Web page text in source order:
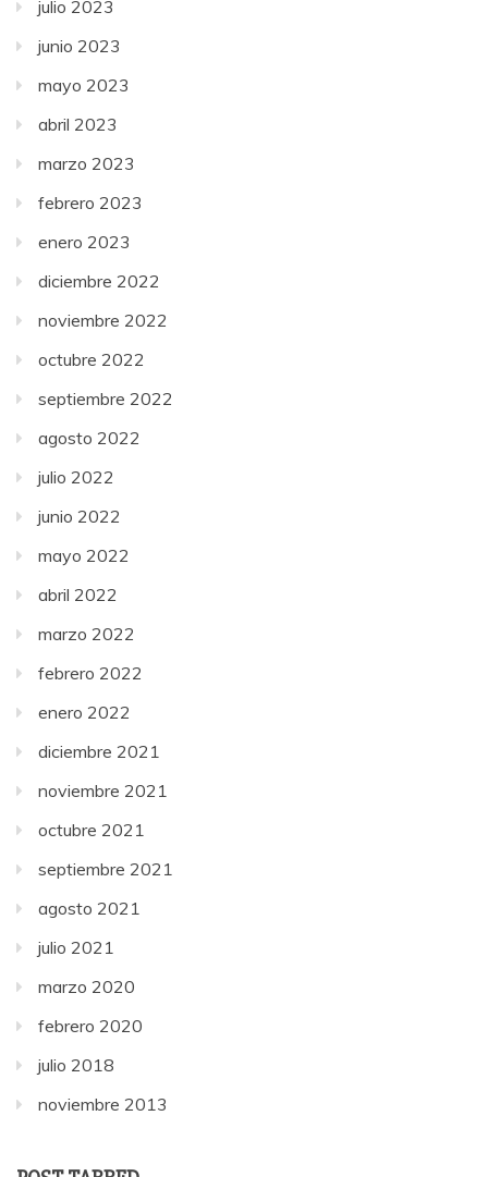
julio 2023
junio 2023
mayo 2023
abril 2023
marzo 2023
febrero 2023
enero 2023
diciembre 2022
noviembre 2022
octubre 2022
septiembre 2022
agosto 2022
julio 2022
junio 2022
mayo 2022
abril 2022
marzo 2022
febrero 2022
enero 2022
diciembre 2021
noviembre 2021
octubre 2021
septiembre 2021
agosto 2021
julio 2021
marzo 2020
febrero 2020
julio 2018
noviembre 2013